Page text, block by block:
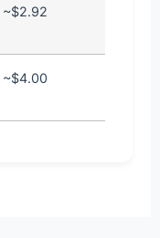
~$2.92
~$4.00